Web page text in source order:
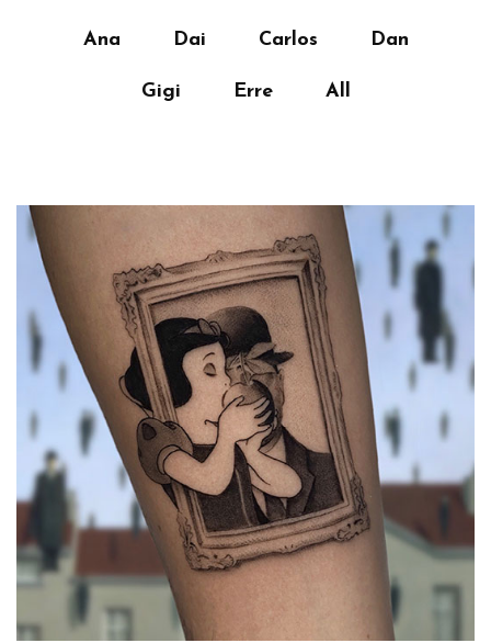
Ana Dai Carlos Dan
Gigi Erre All